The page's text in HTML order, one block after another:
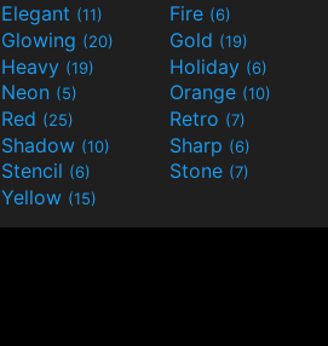
Elegant (11) Fire (6)
Glowing (20) Gold (19)
Heavy (19) Holiday (6)
Neon (5) Orange (10)
Red (25) Retro (7)
Shadow (10) Sharp (6)
Stencil (6) Stone (7)
Yellow (15)